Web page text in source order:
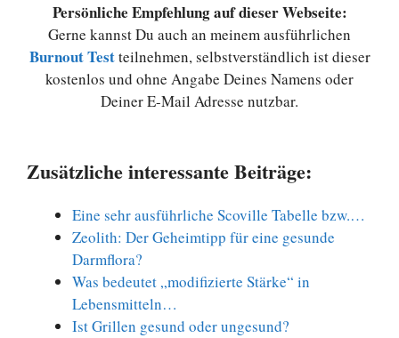
Persönliche Empfehlung auf dieser Webseite:
Gerne kannst Du auch an meinem ausführlichen
Burnout Testteilnehmen, selbstverständlich ist dieser
kostenlos und ohne Angabe Deines Namens oder
Deiner E-Mail Adresse nutzbar.
Zusätzliche interessante Beiträge:
Eine sehr ausführliche Scoville Tabelle bzw.…
Zeolith: Der Geheimtipp für eine gesunde
Darmflora?
Was bedeutet „modifizierte Stärke“ in
Lebensmitteln…
Ist Grillen gesund oder ungesund?